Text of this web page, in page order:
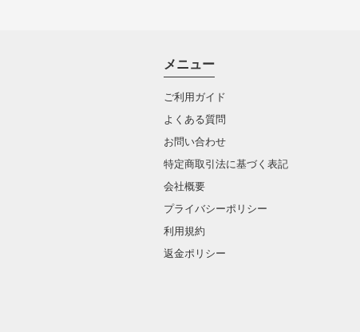
メニュー
ご利用ガイド
よくある質問
お問い合わせ
特定商取引法に基づく表記
会社概要
プライバシーポリシー
利用規約
返金ポリシー